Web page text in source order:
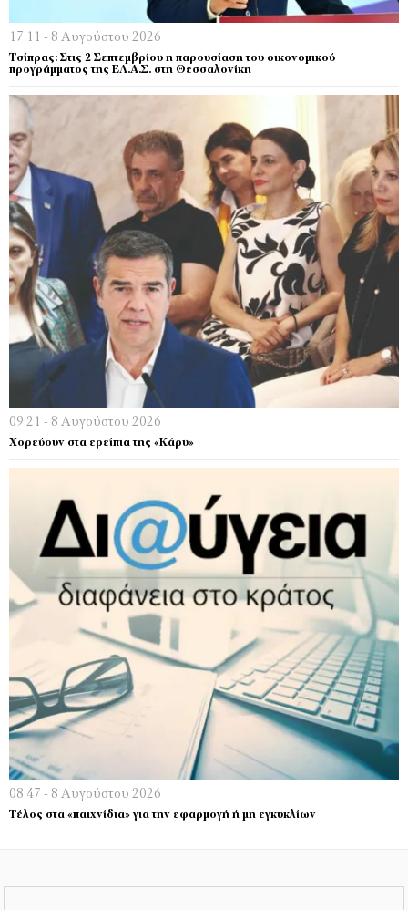
17:11 - 8 Αυγούστου 2026
Τσίπρας: Στις 2 Σεπτεμβρίου η παρουσίαση του οικονομικού
προγράμματος της ΕΛ.Α.Σ. στη Θεσσαλονίκη
09:21 - 8 Αυγούστου 2026
Χορεύουν στα ερείπια της «Κάρυ»
08:47 - 8 Αυγούστου 2026
Τέλος στα «παιχνίδια» για την εφαρμογή ή μη εγκυκλίων